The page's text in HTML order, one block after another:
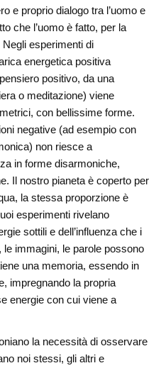
e proprio dialogo tra l’uomo e
che l’uomo è fatto, per la
esperimenti di
energetica positiva
positivo, da una
o meditazione) viene
con bellissime forme.
negative (ad esempio con
non riesce a
in forme disarmoniche,
Il nostro pianeta è coperto per
la stessa proporzione è
esperimenti rivelano
sottili e dell’influenza che i
immagini, le parole possono
una memoria, essendo in
impregnando la propria
energie con cui viene a
la necessità di osservare
noi stessi, gli altri e